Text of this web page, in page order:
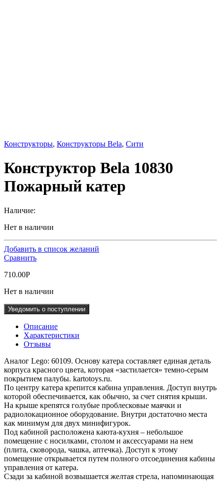
Конструкторы, Конструкторы Bela, Сити
Конструктор Bela 10830
Пожарный катер
Наличие:
Нет в наличии
Добавить в список желаний
Сравнить
710.00Р
Нет в наличии
Уведомить о поступлении
Описание
Характеристики
Отзывы
Аналог Lego: 60109. Основу катера составляет единая деталь
корпуса красного цвета, которая «застилается» темно-серым
покрытием палубы. kartotoys.ru.
По центру катера крепится кабина управления. Доступ внутрь
которой обеспечивается, как обычно, за счет снятия крыши.
На крыше крепятся голубые проблесковые маячки и
радиолокационное оборудование. Внутри достаточно места
как минимум для двух минифигурок.
Под кабиной расположена каюта-кухня – небольшое
помещение с носилками, столом и аксессуарами на нем
(плита, сковорода, чашка, аптечка). Доступ к этому
помещение открывается путем полного отсоединения кабины
управления от катера.
Сзади за кабиной возвышается желтая стрела, напоминающая